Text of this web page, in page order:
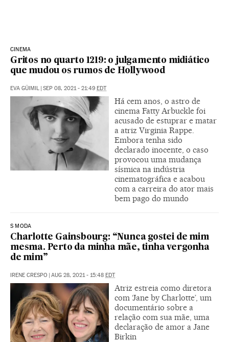
CINEMA
Gritos no quarto 1219: o julgamento midiático
que mudou os rumos de Hollywood
EVA GÜIMIL | SEP 08, 2021 - 21:49 EDT
Há cem anos, o astro de
cinema Fatty Arbuckle foi
acusado de estuprar e matar
a atriz Virginia Rappe.
Embora tenha sido
declarado inocente, o caso
provocou uma mudança
sísmica na indústria
cinematográfica e acabou
com a carreira do ator mais
bem pago do mundo
S MODA
Charlotte Gainsbourg: “Nunca gostei de mim
mesma. Perto da minha mãe, tinha vergonha
de mim”
IRENE CRESPO | AUG 28, 2021 - 15:48 EDT
Atriz estreia como diretora
com ‘Jane by Charlotte’, um
documentário sobre a
relação com sua mãe, uma
declaração de amor a Jane
Birkin